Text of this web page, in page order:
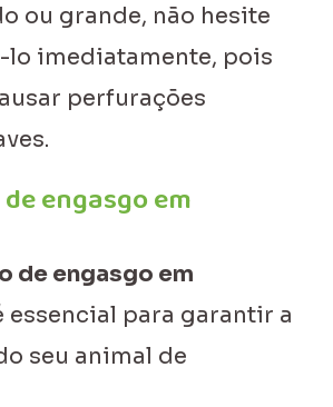
ou grande, não hesite
lo imediatamente, pois
perfurações
engasgo em
de engasgo em
essencial para garantir a
seu animal de